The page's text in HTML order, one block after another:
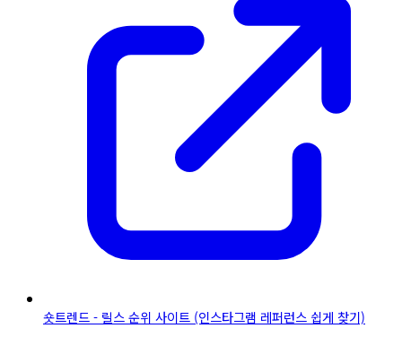
숏트렌드 - 릴스 순위 사이트 (인스타그램 레퍼런스 쉽게 찾기)